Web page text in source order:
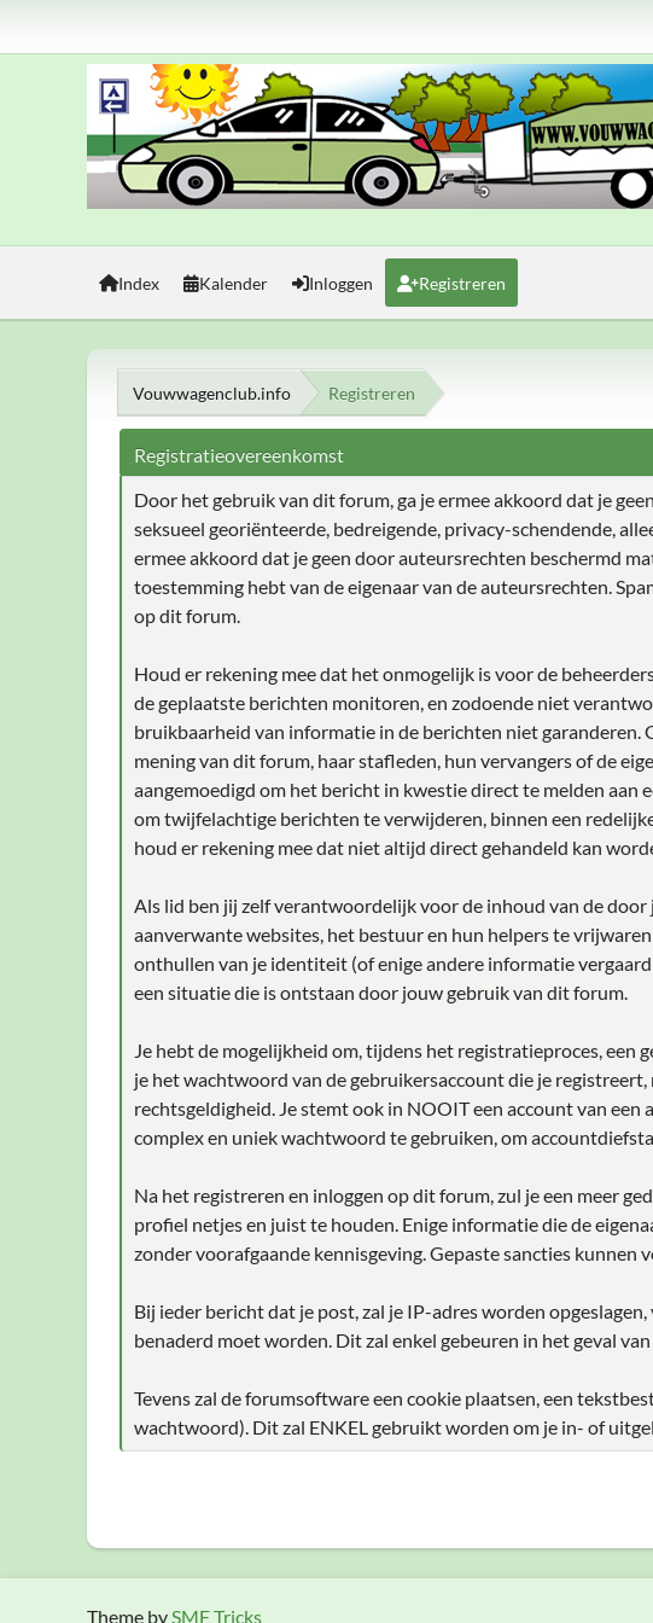
Index Kalender Inloggen Registreren
Vouwwagenclub.info Registreren
Registratieovereenkomst
Door het gebruik van dit forum, ga je ermee akkoord dat je
seksueel georiënteerde, bedreigende, privacy-schendende,
ermee akkoord dat je geen door auteursrechten beschermd
toestemming hebt van de eigenaar van de auteursrechten.
op dit forum.
Houd er rekening mee dat het onmogelijk is voor de
de geplaatste berichten monitoren, en zodoende niet
bruikbaarheid van informatie in de berichten niet
mening van dit forum, haar stafleden, hun vervangers of de
aangemoedigd om het bericht in kwestie direct te melden
om twijfelachtige berichten te verwijderen, binnen een
houd er rekening mee dat niet altijd direct gehandeld kan
Als lid ben jij zelf verantwoordelijk voor de inhoud van de
aanverwante websites, het bestuur en hun helpers te
onthullen van je identiteit (of enige andere informatie
een situatie die is ontstaan door jouw gebruik van dit forum.
Je hebt de mogelijkheid om, tijdens het registratieproces, een
je het wachtwoord van de gebruikersaccount die je
rechtsgeldigheid. Je stemt ook in NOOIT een account van een
complex en uniek wachtwoord te gebruiken, om
Na het registreren en inloggen op dit forum, zul je een meer
profiel netjes en juist te houden. Enige informatie die de
zonder voorafgaande kennisgeving. Gepaste sancties kunnen
Bij ieder bericht dat je post, zal je IP-adres worden
benaderd moet worden. Dit zal enkel gebeuren in het geval
Tevens zal de forumsoftware een cookie plaatsen, een
wachtwoord). Dit zal ENKEL gebruikt worden om je in- of
Theme bySMF Tricks